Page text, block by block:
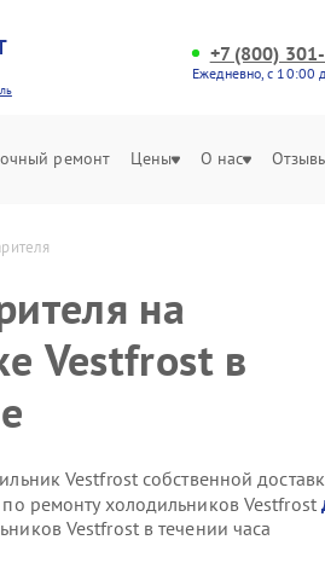
+7 (800)
Ежедневно, с 10:00
ремонт Цены О нас
на
Vestfrost в
Vestfrost собственной
ремонту холодильников Vestfrost
Vestfrost в течении часа